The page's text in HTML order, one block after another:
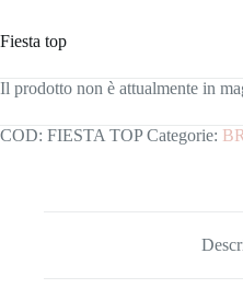
Fiesta top
Il prodotto non è attualmente in
COD: FIESTA TOP Categorie: